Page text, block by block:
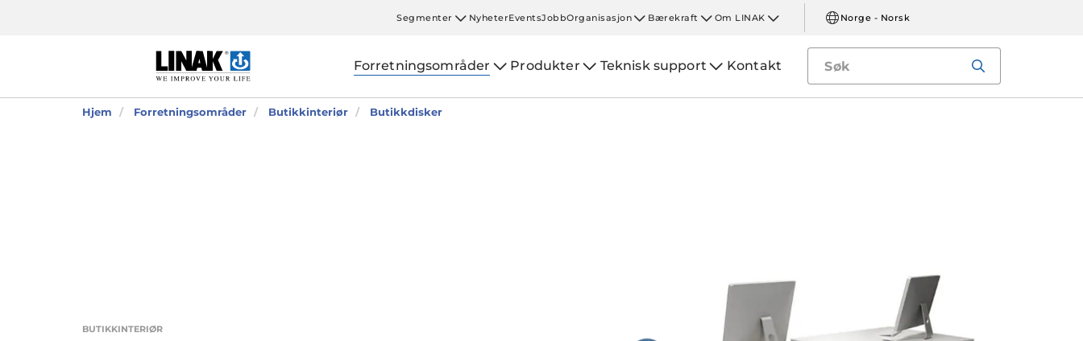
Segmenter NyheterEventsJobbOrganisasjon Bærekraft Om LINAK Norge - Norsk
Forretningsområder Produkter Teknisk support Kontakt
Hjem Forretningsområder Butikkinteriør Butikkdisker
BUTIKKINTERIØR